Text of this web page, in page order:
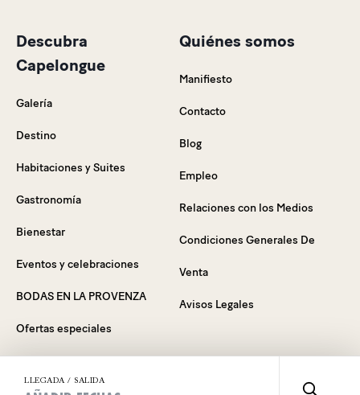
Descubra
Capelongue
Galería
Destino
Habitaciones y Suites
Gastronomía
Bienestar
Eventos y celebraciones
BODAS EN LA PROVENZA
Ofertas especiales
Cheques-Regalo
Quiénes somos
Manifiesto
Contacto
Blog
Empleo
Relaciones con los Medios
Condiciones Generales De
Venta
Avisos Legales
LLEGADA / SALIDA